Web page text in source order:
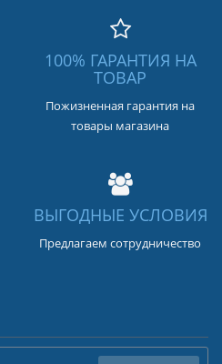
100% ГАРАНТИЯ НА
ТОВАР
Пожизненная гарантия на
товары магазина
ВЫГОДНЫЕ УСЛОВИЯ
Предлагаем сотрудничество